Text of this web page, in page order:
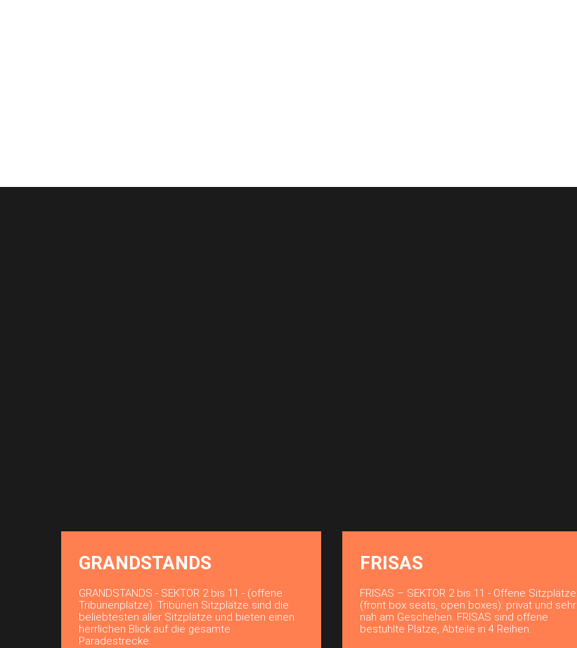
GRANDSTANDS
GRANDSTANDS - SEKTOR 2 bis 11 - (offene
Tribünenplätze). Tribünen Sitzplätze sind die
beliebtesten aller Sitzplätze und bieten einen
herrlichen Blick auf die gesamte
Paradestrecke.
FRISAS
FRISAS – SEKTOR 2 bis 11 - Offene Sitzplätze
(front box seats, open boxes): privat und sehr
nah am Geschehen. FRISAS sind offene
bestuhlte Plätze, Abteile in 4 Reihen.